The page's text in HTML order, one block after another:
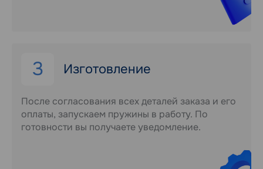
3 Изготовление
После согласования всех деталей заказа и его
оплаты, запускаем пружины в работу. По
готовности вы получаете уведомление.